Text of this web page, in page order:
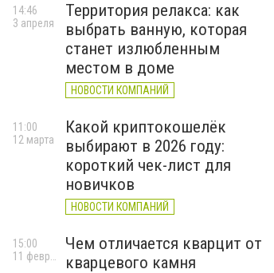
Территория релакса: как
выбрать ванную, которая
станет излюбленным
местом в доме
НОВОСТИ КОМПАНИЙ
14:46
3 апреля
Какой криптокошелёк
выбирают в 2026 году:
короткий чек-лист для
новичков
НОВОСТИ КОМПАНИЙ
11:00
12 марта
Чем отличается кварцит от
кварцевого камня
15:00